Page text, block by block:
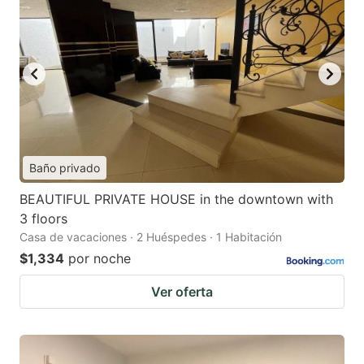
Baño privado
BEAUTIFUL PRIVATE HOUSE in the downtown with
3 floors
Casa de vacaciones · 2 Huéspedes · 1 Habitación
$1,334 por noche
Ver oferta